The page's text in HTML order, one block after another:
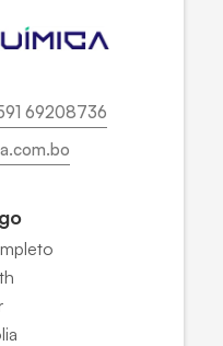
69208736